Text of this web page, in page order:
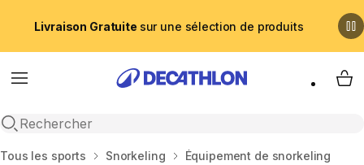
Livraison Gratuite sur une sélection de produits
Menu
Recherche ouverte
My
Accueil
Tous les sports Snorkeling Équipement de snorkeling